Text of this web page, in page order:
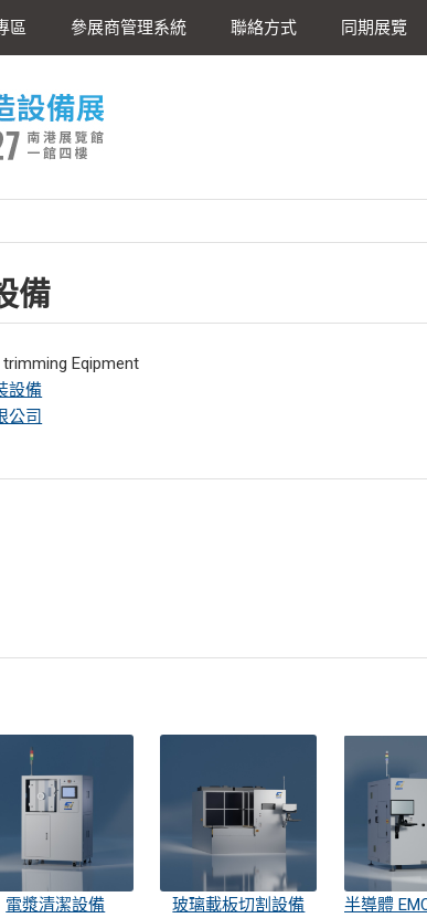
區 參展商管理系統 聯絡方式 同期展覽
備
Eqipment
設備
公司
電漿清潔設備 玻璃載板切割設備